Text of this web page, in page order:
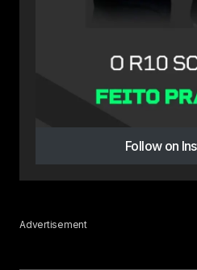
Follow on
Advertisement